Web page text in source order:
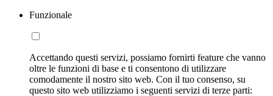
Funzionale
Accettando questi servizi, possiamo fornirti feature che vanno
oltre le funzioni di base e ti consentono di utilizzare
comodamente il nostro sito web. Con il tuo consenso, su
questo sito web utilizziamo i seguenti servizi di terze parti: